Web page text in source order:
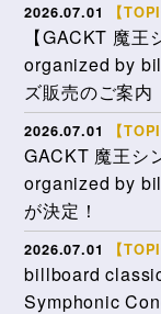
2026.07.01 【
【GACKT 魔
organized by
ズ販売のご案内
2026.07.01 【
GACKT 魔王シ
organized by
が決定！
2026.07.01 【
billboard
Symphonic